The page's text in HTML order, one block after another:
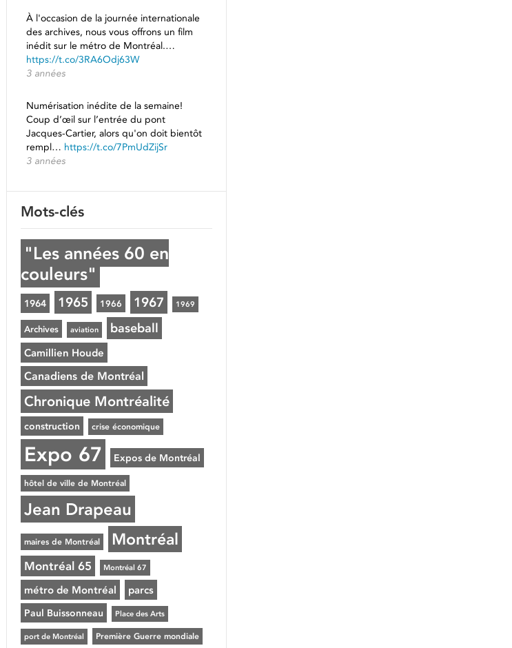
À l'occasion de la journée internationale
des archives, nous vous offrons un film
inédit sur le métro de Montréal.…
https://t.co/3RA6Odj63W
3 années
Numérisation inédite de la semaine!
Coup d’œil sur l’entrée du pont
Jacques-Cartier, alors qu'on doit bientôt
rempl… https://t.co/7PmUdZijSr
3 années
Mots-clés
"Les années 60 en
couleurs"
1964 1965 1966 1967 1969
Archives aviation baseball
Camillien Houde
Canadiens de Montréal
Chronique Montréalité
construction crise économique
Expo 67 Expos de Montréal
hôtel de ville de Montréal
Jean Drapeau
maires de Montréal Montréal
Montréal 65 Montréal 67
métro de Montréal parcs
Paul Buissonneau Place des Arts
port de Montréal Première Guerre mondiale